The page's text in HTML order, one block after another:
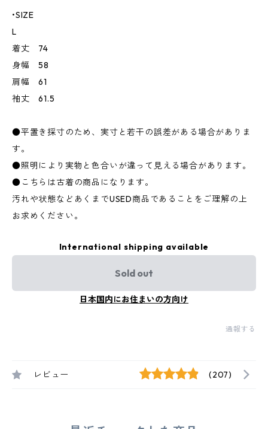
•SIZE
L
着丈 74
身幅 58
肩幅 61
袖丈 61.5
●平置き採寸のため、実寸と若干の誤差がある場合がありま
す。
●照明により実物と色合いが違って見える場合があります。
●こちらは古着の商品になります。
汚れや状態などあくまでUSED商品であることをご理解の上
お求めください。
International shipping available
Sold out
日本国内にお住まいの方向け
通報する
レビュー (207)